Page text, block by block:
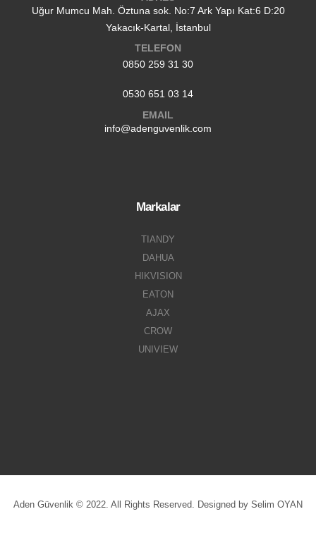
Uğur Mumcu Mah. Öztuna sok. No:7 Ark Yapı Kat:6 D:20
Yakacık-Kartal, İstanbul
TELEFON
0850 259 31 30
0530 651 03 14
EMAIL
info@adenguvenlik.com
Markalar
TIANDY
DAHUA
HIKVISION
EATON
AJAX
CROW
UNIVIEW
Aden Güvenlik © 2022. All Rights Reserved. Designed by Selim OYAN